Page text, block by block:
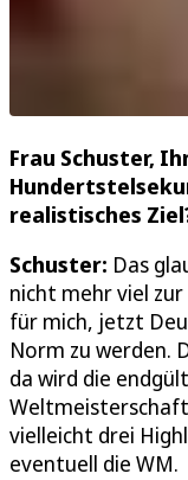
Frau Schuster,
realistisches
Schuster: Das
nicht mehr viel
für mich, jetzt
Norm zu werden.
da wird die
vielleicht drei
eventuell die WM.